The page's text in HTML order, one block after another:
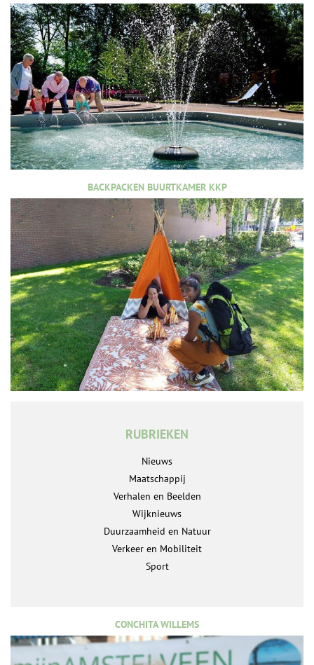
BACKPACKEN BUURTKAMER KKP
RUBRIEKEN
Nieuws
Maatschappij
Verhalen en Beelden
Wijknieuws
Duurzaamheid en Natuur
Verkeer en Mobiliteit
Sport
CONCHITA WILLEMS